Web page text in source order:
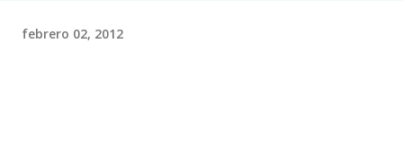
febrero 02, 2012